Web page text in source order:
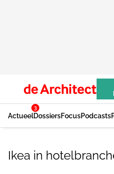
Actueel
3
DossiersFocusPodcasts
Ikea in